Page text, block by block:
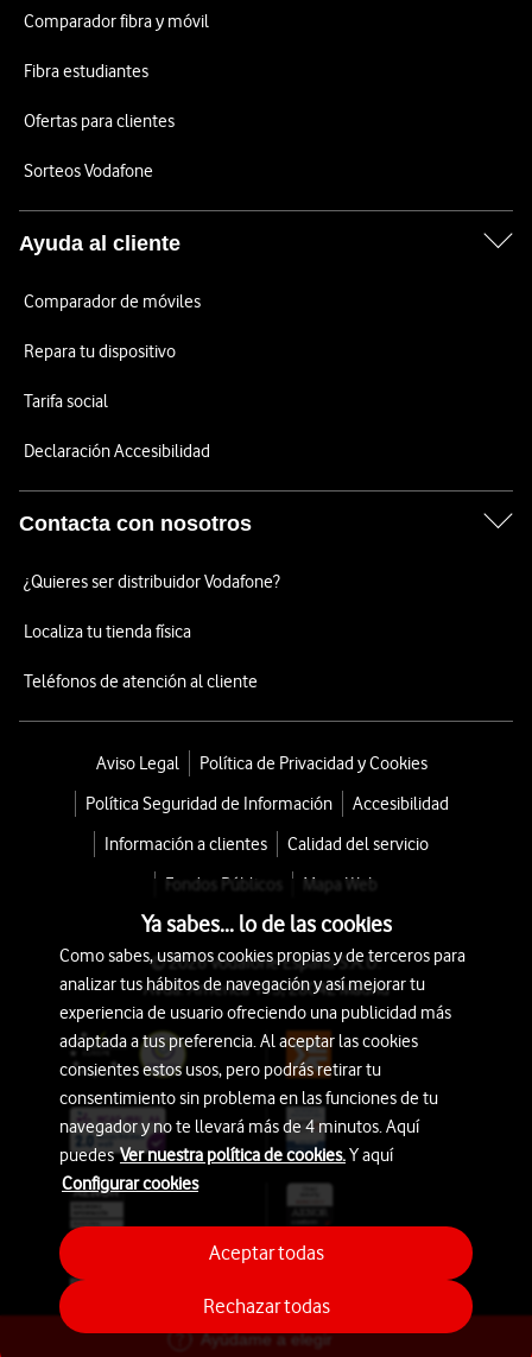
Ayúdame a elegir
Comparador fibra y móvil
Fibra estudiantes
Ofertas para clientes
Sorteos Vodafone
Ayuda al cliente
Comparador de móviles
Repara tu dispositivo
Tarifa social
Declaración Accesibilidad
Contacta con nosotros
¿Quieres ser distribuidor Vodafone?
Localiza tu tienda física
Teléfonos de atención al cliente
Aviso Legal
Política de Privacidad y Cookies
Política Seguridad de Información
Accesibilidad
Información a clientes
Calidad del servicio
Fondos Públicos
Mapa Web
© 2026 Vodafone España S.A.U.
Avda. América 115, 28042 Madrid
Ya sabes... lo de las cookies
Como sabes, usamos cookies propias y de terceros para
analizar tus hábitos de navegación y así mejorar tu
experiencia de usuario ofreciendo una publicidad más
adaptada a tus preferencia. Al aceptar las cookies
consientes estos usos, pero podrás retirar tu
consentimiento sin problema en las funciones de tu
navegador y no te llevará más de 4 minutos. Aquí
puedesVer nuestra política de cookies.Y aquí
Configurar cookies
Rechazar todas
Aceptar todas